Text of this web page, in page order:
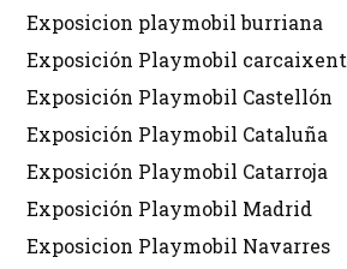
Exposicion playmobil burriana
Exposición Playmobil carcaixent
Exposición Playmobil Castellón
Exposición Playmobil Cataluña
Exposición Playmobil Catarroja
Exposición Playmobil Madrid
Exposicion Playmobil Navarres